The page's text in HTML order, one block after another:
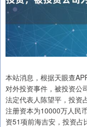
本站消息，根据天眼查
对外投资事件，被投资公
法定代表人陈望平，投资
注册资本为10000万人民
资51项前海吉安，投资占